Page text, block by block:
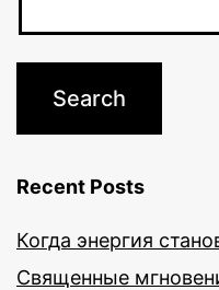
Recent Posts
Когда энергия
Священные